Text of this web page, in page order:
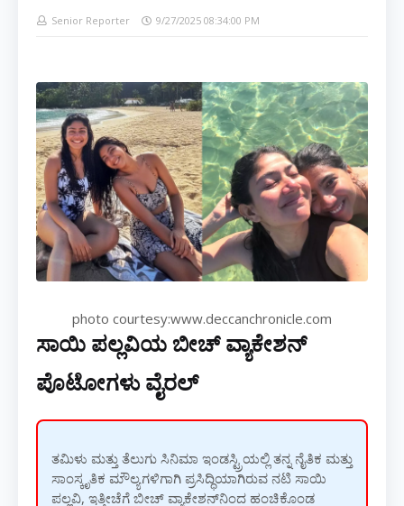
Senior Reporter 9/27/2025 08:34:00 PM
photo courtesy:www.deccanchronicle.com
ಸಾಯಿ ಪಲ್ಲವಿಯ ಬೀಚ್ ವ್ಯಾಕೇಶನ್
ಪೊಟೋಗಳು ವೈರಲ್
ತಮಿಳು ಮತ್ತು ತೆಲುಗು ಸಿನಿಮಾ ಇಂಡಸ್ಟ್ರಿಯಲ್ಲಿ ತನ್ನ ನೈತಿಕ ಮತ್ತು
ಸಾಂಸ್ಕೃತಿಕ ಮೌಲ್ಯಗಳಿಗಾಗಿ ಪ್ರಸಿದ್ಧಿಯಾಗಿರುವ ನಟಿ ಸಾಯಿ
ಪಲ್ಲವಿ, ಇತ್ತೀಚೆಗೆ ಬೀಚ್ ವ್ಯಾಕೇಶನ್‌ನಿಂದ ಹಂಚಿಕೊಂಡ